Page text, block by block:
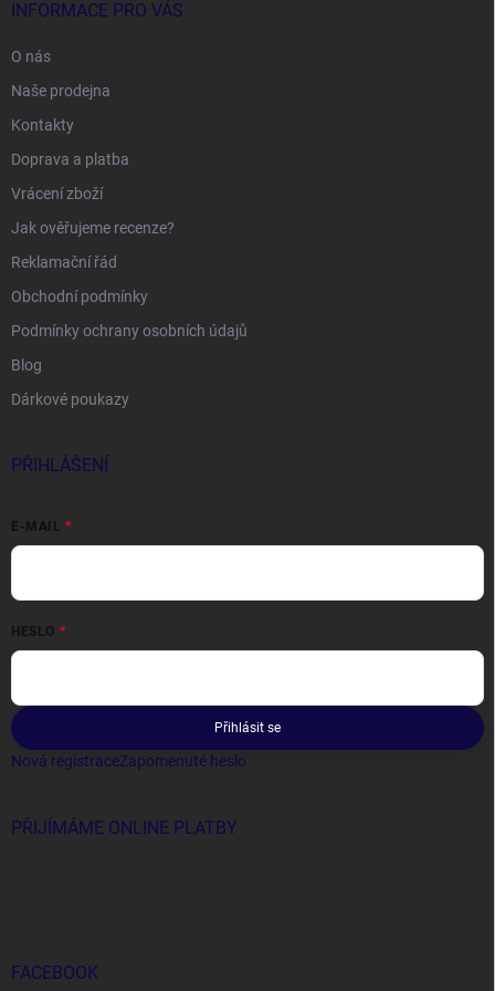
INFORMACE PRO VÁS
O nás
Naše prodejna
Kontakty
Doprava a platba
Vrácení zboží
Jak ověřujeme recenze?
Reklamační řád
Obchodní podmínky
Podmínky ochrany osobních údajů
Blog
Dárkové poukazy
PŘIHLÁŠENÍ
E-MAIL
HESLO
Přihlásit se
Nová registraceZapomenuté heslo
PŘIJÍMÁME ONLINE PLATBY
FACEBOOK